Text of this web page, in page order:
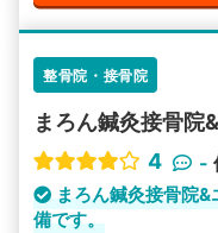
整骨院・接骨院
まろん鍼灸接骨院
4
-
まろん鍼灸接骨院&
備です。